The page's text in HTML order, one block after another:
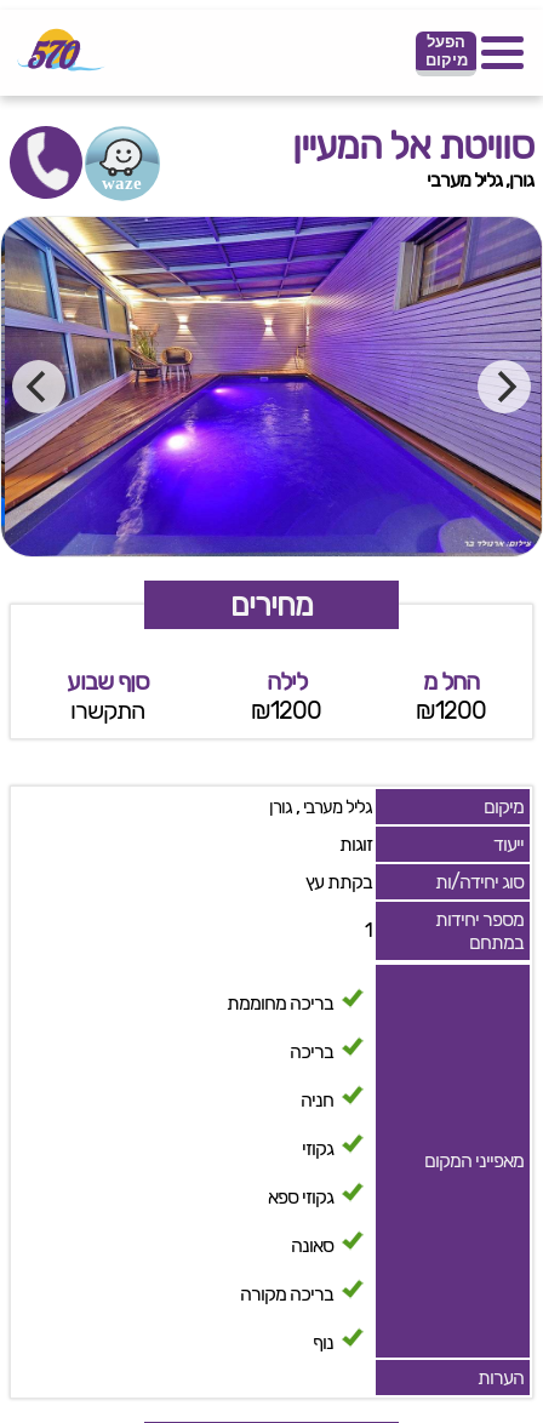
הפעל
מיקום
סוויטת אל המעיין
גורן, גליל מערבי
מחירים
החל מ
₪1200
לילה
₪1200
סןף שבוע
התקשרו
מיקום גליל מערבי, גורן
ייעוד
זוגות
סוג יחידה/ות
בקתת עץ
מספר יחידות
במתחם
1
מאפייני המקום
בריכה מחוממת
בריכה
חניה
גקוזי
גקוזי ספא
סאונה
בריכה מקורה
נוף
הערות